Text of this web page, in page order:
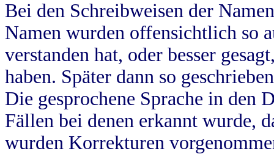
Bei den Schreibweisen der
Namen wurden offensichtlich so
verstanden hat, oder besser
haben. Später dann so
Die gesprochene Sprache in
Fällen bei denen erkannt wurde,
wurden Korrekturen